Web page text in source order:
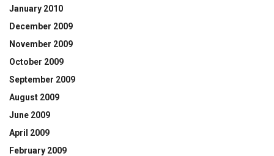
January 2010
December 2009
November 2009
October 2009
September 2009
August 2009
June 2009
April 2009
February 2009